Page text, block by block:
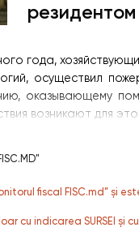
года,
осуществил
оказывающему
возникают для
fiscal FISC.md” și
cu indicarea SURSEI și